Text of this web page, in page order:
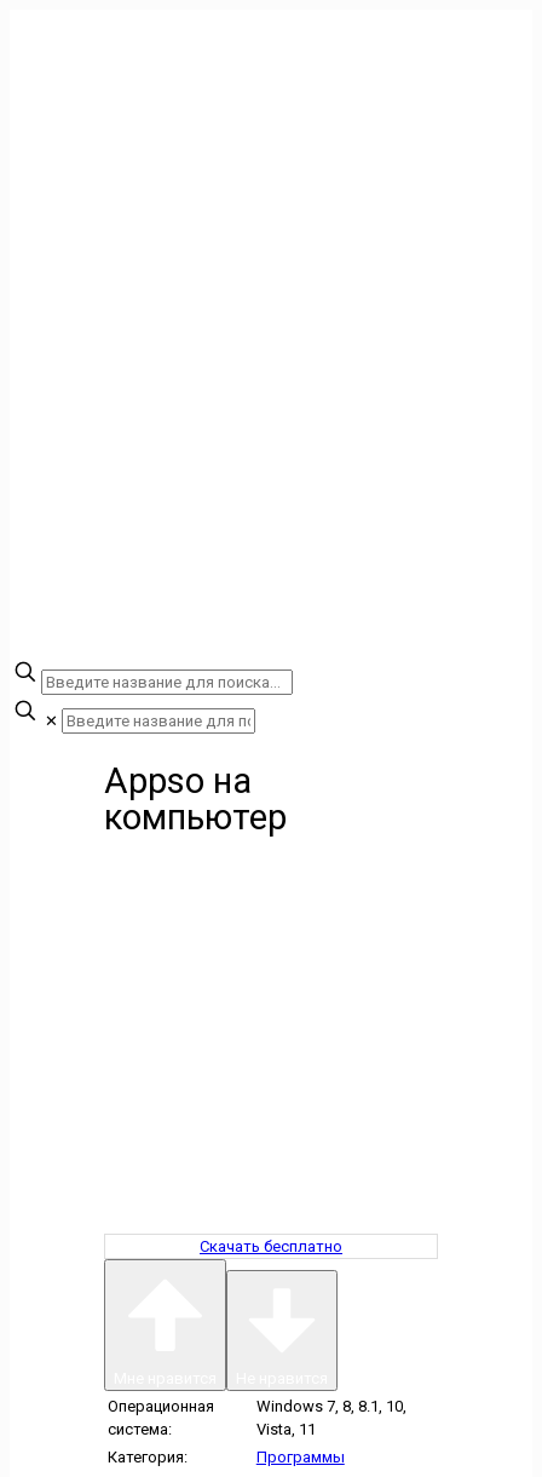
✕
Appso на
компьютер
Скачать бесплатно
Операционная
система:
Windows 7, 8, 8.1, 10,
Vista, 11
Категория:
Программы